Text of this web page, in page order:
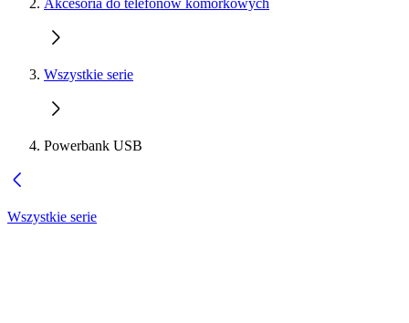
Akcesoria do telefonów komórkowych
Wszystkie serie
Powerbank USB
Wszystkie serie